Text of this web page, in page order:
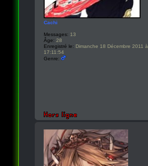
Cachi
Messages: 13
Âge: 28
Enregistré le: Dimanche 18 Décembre 2011 à
17:11:54
Genre: